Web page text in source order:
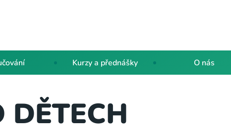
Kurzy a přednášky O nás
DĚTECH